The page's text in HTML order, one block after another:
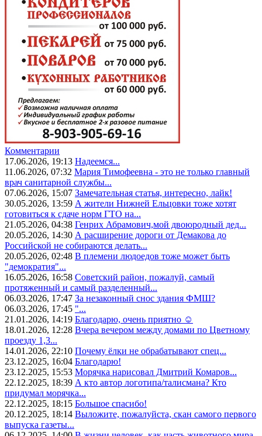
Комментарии
17.06.2026, 19:13 Надеемся...
11.06.2026, 07:32 Мария Тимофеевна - это не только главный
врач санитарной службы...
07.06.2026, 15:07 Замечательная статья, интересно, лайк!
30.05.2026, 13:59 А жители Нижней Ельцовки тоже хотят
готовиться к сдаче норм ГТО на...
21.05.2026, 04:38 Генрих Абрамович,мой двоюродный дед...
20.05.2026, 14:30 А расширение дороги от Демакова до
Российской не собираются делать...
20.05.2026, 02:48 В племени людоедов тоже может быть
"демократия"...
16.05.2026, 16:58 Советский район, пожалуй, самый
протяженный и самый разделенный...
06.03.2026, 17:47 За незаконный снос здания ФМШ?
06.03.2026, 17:45 "...
21.01.2026, 14:19 Благодарю, очень приятно ☺️
18.01.2026, 12:28 Вчера вечером между домами по Цветному
проезду 1,3...
14.01.2026, 22:10 Почему ёлки не обрабатывают спец...
23.12.2025, 16:04 Благодарю!
23.12.2025, 15:53 Морячка нарисовал Дмитрий Комаров...
22.12.2025, 18:39 А кто автор логотипа/талисмана? Кто
придумал морячка...
22.12.2025, 18:15 Большое спасибо!
20.12.2025, 18:14 Выложите, пожалуйста, скан самого первого
выпуска газеты...